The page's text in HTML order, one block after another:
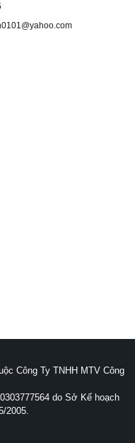
Công Ty TNHH MTV Công
do Sở Kế hoạch
2005.